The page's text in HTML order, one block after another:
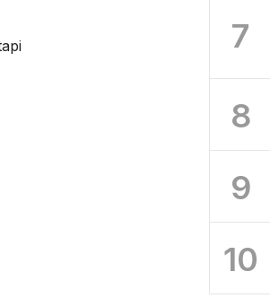
7
8
9
10